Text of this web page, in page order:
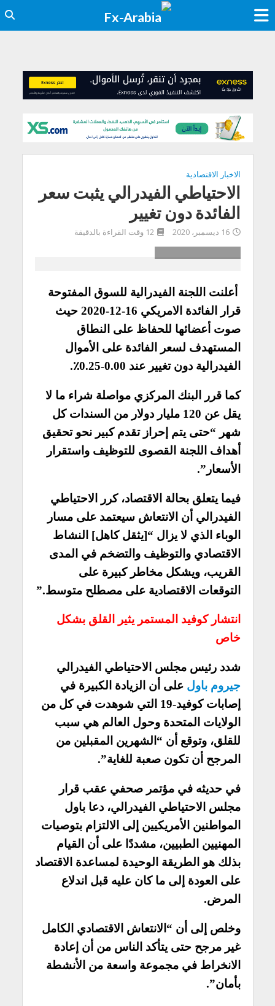
الاخبار الاقتصادية
الاحتياطي الفيدرالي يثبت سعر
الفائدة دون تغيير
16 ديسمبر، 2020 12 وقت القراءة بالدقيقة
أعلنت اللجنة الفيدرالية للسوق المفتوحة
قرار الفائدة الامريكي 16-12-2020 حيث
صوت أعضائها للحفاظ على النطاق
المستهدف لسعر الفائدة على الأموال
الفيدرالية دون تغيير عند 0.00-0.25٪.
كما قرر البنك المركزي مواصلة شراء ما لا
يقل عن 120 مليار دولار من السندات كل
شهر “حتى يتم إحراز تقدم كبير نحو تحقيق
أهداف اللجنة القصوى للتوظيف واستقرار
الأسعار”.
فيما يتعلق بحالة الاقتصاد، كرر الاحتياطي
الفيدرالي أن الانتعاش سيعتمد على مسار
الوباء الذي لا يزال “[يثقل كاهل] النشاط
الاقتصادي والتوظيف والتضخم في المدى
القريب، ويشكل مخاطر كبيرة على
التوقعات الاقتصادية على مصطلح متوسط.”
انتشار كوفيد المستمر يثير القلق بشكل
خاص
شدد رئيس مجلس الاحتياطي الفيدرالي
جيروم باول على أن الزيادة الكبيرة في
إصابات كوفيد-19 التي شوهدت في كل من
الولايات المتحدة وحول العالم هي سبب
للقلق، وتوقع أن “الشهرين المقبلين من
المرجح أن تكون صعبة للغاية”.
في حديثه في مؤتمر صحفي عقب قرار
مجلس الاحتياطي الفيدرالي، دعا باول
المواطنين الأمريكيين إلى الالتزام بتوصيات
المهنيين الطبيين، مشددًا على أن القيام
بذلك هو الطريقة الوحيدة لمساعدة الاقتصاد
على العودة إلى ما كان عليه قبل اندلاع
المرض.
وخلص إلى أن “الانتعاش الاقتصادي الكامل
غير مرجح حتى يتأكد الناس من أن إعادة
الانخراط في مجموعة واسعة من الأنشطة
بأمان”.